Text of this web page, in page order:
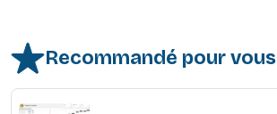
Recommandé pour vous